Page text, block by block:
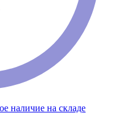
наличие на складе